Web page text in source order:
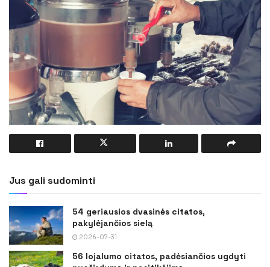
Jus gali sudominti
54 geriausios dvasinės citatos,
pakylėjančios sielą
2026-07-31
56 lojalumo citatos, padėsiančios ugdyti